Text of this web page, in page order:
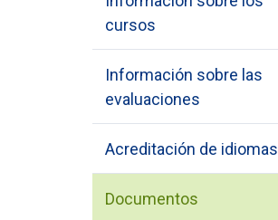
cursos
Información sobre las
evaluaciones
Acreditación de idiomas
Documentos